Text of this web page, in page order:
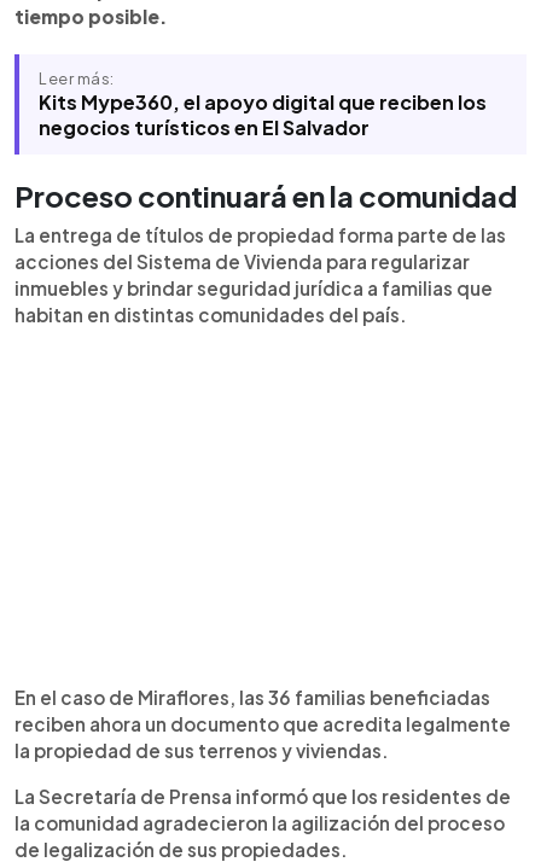
tiempo posible.
Leer más:
Kits Mype360, el apoyo digital que reciben los
negocios turísticos en El Salvador
Proceso continuará en la comunidad
La entrega de títulos de propiedad forma parte de las
acciones del Sistema de Vivienda para regularizar
inmuebles y brindar seguridad jurídica a familias que
habitan en distintas comunidades del país.
En el caso de Miraflores, las 36 familias beneficiadas
reciben ahora un documento que acredita legalmente
la propiedad de sus terrenos y viviendas.
La Secretaría de Prensa informó que los residentes de
la comunidad agradecieron la agilización del proceso
de legalización de sus propiedades.